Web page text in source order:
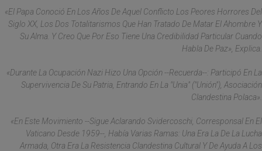
«El Papa Conoció En Los Años De Aquel Conflicto Los Peores Horrores Del
Siglo XX, Los Dos Totalitarismos Que Han Tratado De Matar El Ahombre Y
Su Alma. Y Creo Que Por Eso Tiene Una Credibilidad Particular Cuando
Habla De Paz», Explica.
«Durante La Ocupación Nazi Hizo Una Opción --Recuerda--: Participó En La
Supervivencia De Su Patria, Entrando En La "Unia" ("Unión"), Asociación
Clandestina Polaca».
«En Este Movimiento --Sigue Aclarando Svidercoschi, Corresponsal En El
Vaticano Desde 1959--, Había Varias Ramas: Una Era La De La Lucha
Armada, Otra Era La Resistencia Clandestina Cultural Y De Ayuda A Los